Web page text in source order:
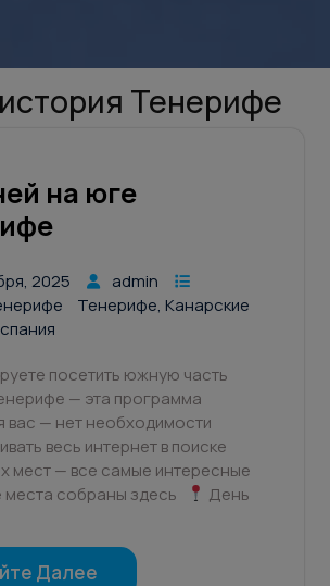
история Тенерифе
на юге
2025
admin
Тенерифе, Канарские
посетить южную часть
— эта программа
вас — нет необходимости
весь интернет в поиске
мест — все самые интересные
места собраны здесь
День
Далее